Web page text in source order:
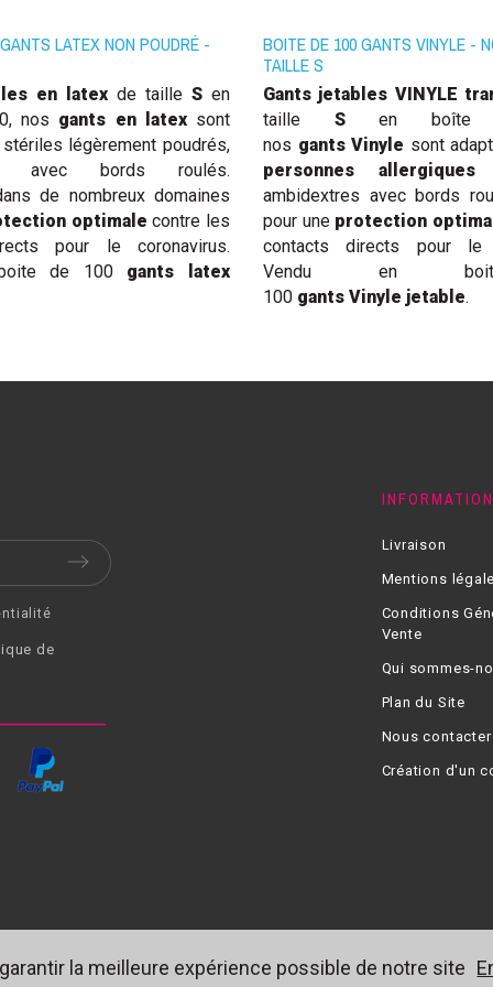
LATEX NON POUDRÉ -
en latex de tailleS en
nos gants en latexsont
légèrement poudrés,
avec bords roulés.
de nombreux domaines
optimale contre les
pour le coronavirus.
de 100 gants latex
BOITE DE 100 GANTS VINYLE -
TAILLE S
Gants jetables VINYLE
taille Sen boîte
nos gants Vinyle sont
personnes
ambidextres avec bords
pour une protection
contacts directs pour le
Vendu en
100 gants Vinyle jetable.
de
Livraison
Mentions
Conditions
Vente
Qui sommes-
Plan du Site
Nous contacter
Création d'un
la meilleure expérience possible de notre site